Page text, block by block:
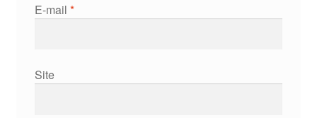
E-mail *
Site